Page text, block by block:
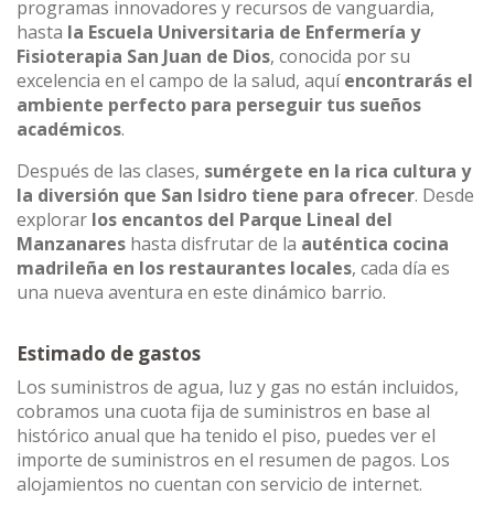
programas innovadores y recursos de vanguardia,
hasta la Escuela Universitaria de Enfermería y
Fisioterapia San Juan de Dios, conocida por su
excelencia en el campo de la salud, aquíencontrarás el
ambiente perfecto para perseguir tus sueños
académicos.
Después de las clases, sumérgete en la rica cultura y
la diversión que San Isidro tiene para ofrecer. Desde
explorar los encantos del Parque Lineal del
Manzanares hasta disfrutar de la auténtica cocina
madrileña en los restaurantes locales, cada día es
una nueva aventura en este dinámico barrio.
Estimado de gastos
Los suministros de agua, luz y gas no están incluidos,
cobramos una cuota fija de suministros en base al
histórico anual que ha tenido el piso, puedes ver el
importe de suministros en el resumen de pagos. Los
alojamientos no cuentan con servicio de internet.